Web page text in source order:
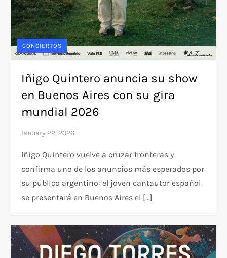
CONCIERTOS
Iñigo Quintero anuncia su show
en Buenos Aires con su gira
mundial 2026
Iñigo Quintero vuelve a cruzar fronteras y
confirma uno de los anuncios más esperados por
su público argentino: el joven cantautor español
se presentará en Buenos Aires el […]